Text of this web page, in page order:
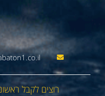
רוצים לקבל